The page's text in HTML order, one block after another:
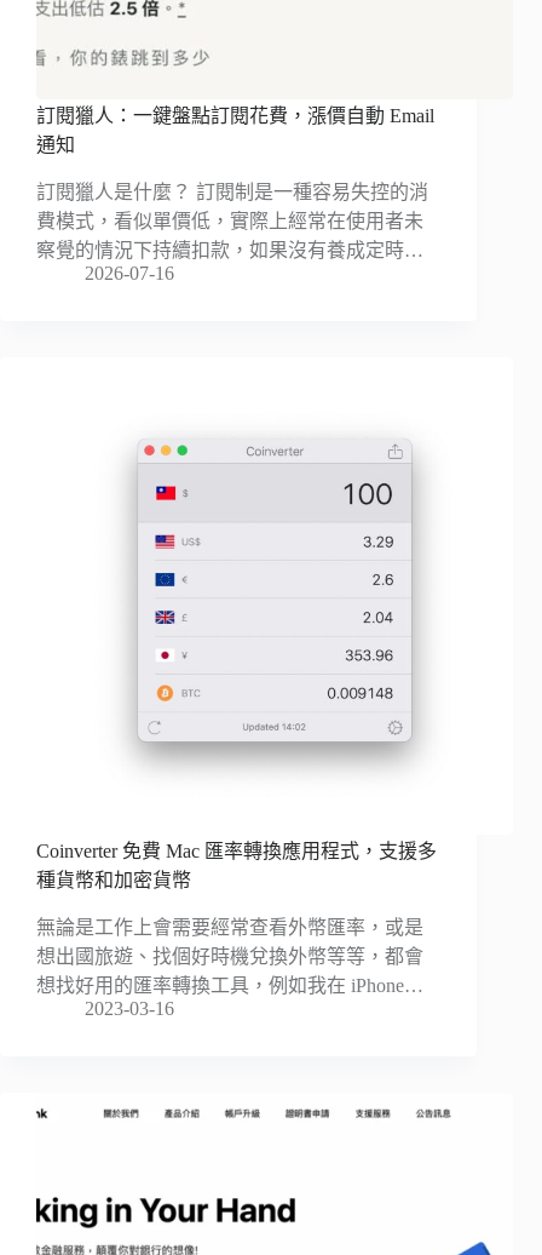
訂閱獵人：一鍵盤點訂閱花費，漲價自動 Email
通知
訂閱獵人是什麼？ 訂閱制是一種容易失控的消
費模式，看似單價低，實際上經常在使用者未
察覺的情況下持續扣款，如果沒有養成定時…
2026-07-16
Coinverter 免費 Mac 匯率轉換應用程式，支援多
種貨幣和加密貨幣
無論是工作上會需要經常查看外幣匯率，或是
想出國旅遊、找個好時機兌換外幣等等，都會
想找好用的匯率轉換工具，例如我在 iPhone…
2023-03-16